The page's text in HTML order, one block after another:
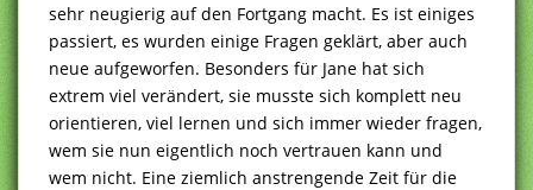
sehr neugierig auf den Fortgang macht. Es ist einiges
passiert, es wurden einige Fragen geklärt, aber auch
neue aufgeworfen. Besonders für Jane hat sich
extrem viel verändert, sie musste sich komplett neu
orientieren, viel lernen und sich immer wieder fragen,
wem sie nun eigentlich noch vertrauen kann und
wem nicht. Eine ziemlich anstrengende Zeit für die